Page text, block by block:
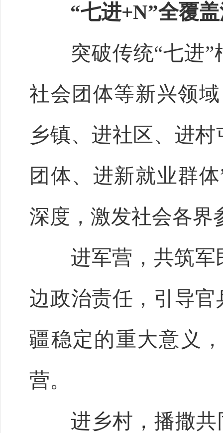
“七进+N”全覆
突破传统“七进”
社会团体等新兴领
乡镇、进社区、进
团体、进新就业群
深度，激发社会各界
进军营，共筑军
边政治责任，引导
疆稳定的重大意义
营。
进乡村，播撒共